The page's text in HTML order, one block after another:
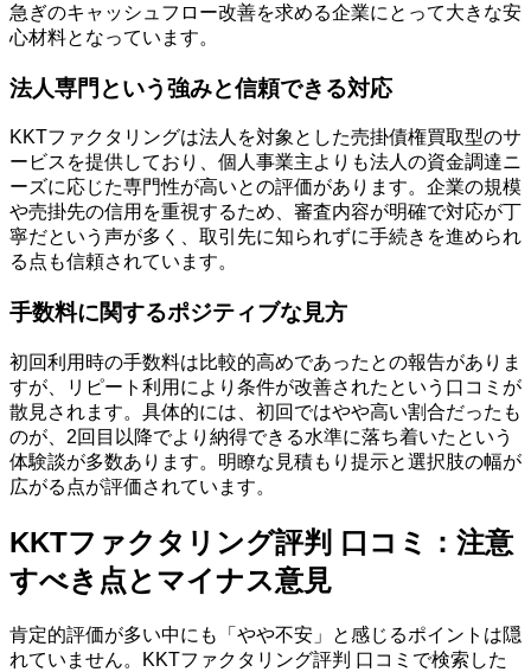
急ぎのキャッシュフロー改善を求める企業にとって大きな安
心材料となっています。
法人専門という強みと信頼できる対応
KKTファクタリングは法人を対象とした売掛債権買取型のサ
ービスを提供しており、個人事業主よりも法人の資金調達ニ
ーズに応じた専門性が高いとの評価があります。企業の規模
や売掛先の信用を重視するため、審査内容が明確で対応が丁
寧だという声が多く、取引先に知られずに手続きを進められ
る点も信頼されています。
手数料に関するポジティブな見方
初回利用時の手数料は比較的高めであったとの報告がありま
すが、リピート利用により条件が改善されたという口コミが
散見されます。具体的には、初回ではやや高い割合だったも
のが、2回目以降でより納得できる水準に落ち着いたという
体験談が多数あります。明瞭な見積もり提示と選択肢の幅が
広がる点が評価されています。
KKTファクタリング評判 口コミ：注意
すべき点とマイナス意見
肯定的評価が多い中にも「やや不安」と感じるポイントは隠
れていません。KKTファクタリング評判 口コミで検索した